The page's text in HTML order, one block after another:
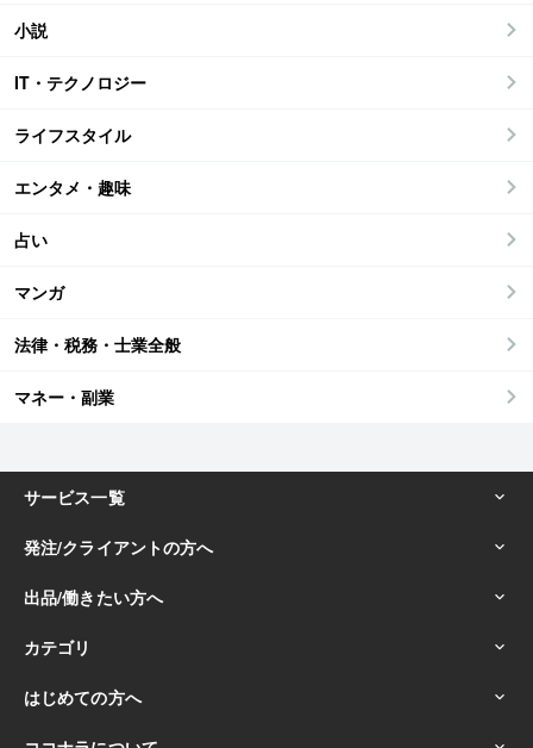
小説
IT・テクノロジー
ライフスタイル
エンタメ・趣味
占い
マンガ
法律・税務・士業全般
マネー・副業